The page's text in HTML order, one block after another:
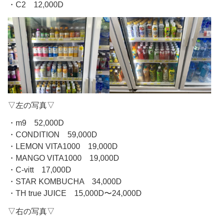
・C2 12,000D
▽左の写真▽
・m9 52,000D
・CONDITION 59,000D
・LEMON VITA1000 19,000D
・MANGO VITA1000 19,000D
・C-vitt 17,000D
・STAR KOMBUCHA 34,000D
・TH true JUICE 15,000D〜24,000D
▽右の写真▽